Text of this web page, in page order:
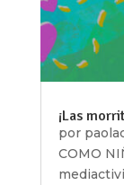
¡Las
por
COMO